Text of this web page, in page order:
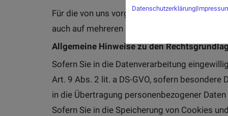
Für die von uns vorgenommenen
auch auf mehreren Rechtsgrundlagen beruhen.
Allgemeine Hinweise zu den
Sofern Sie in die Datenverarbeitung
Art. 9 Abs. 2 lit. a DS-GVO, sofern
in die Übertragung personenbezogener
Sofern Sie in die Speicherung von Cookies
Datenschutzerklärung|